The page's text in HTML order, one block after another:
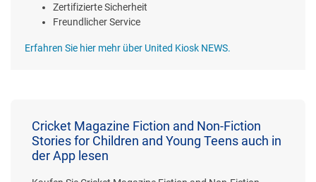
Zertifizierte Sicherheit
Freundlicher Service
Erfahren Sie hier mehr über United Kiosk NEWS.
Cricket Magazine Fiction and Non-Fiction
Stories for Children and Young Teens auch in
der App lesen